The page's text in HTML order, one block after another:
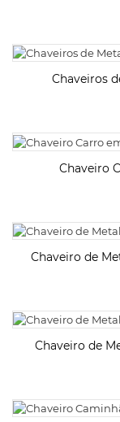
Chaveiros
Chaveiro
Chaveiro de
Chaveiro de